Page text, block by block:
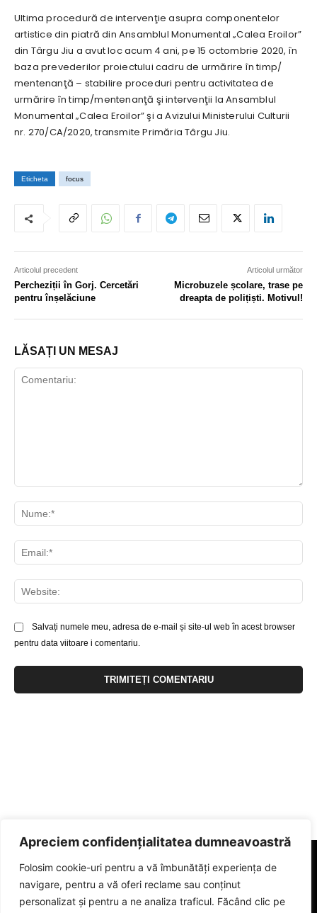
Apreciem confidențialitatea dumneavoastră
Folosim cookie-uri pentru a vă îmbunătăți experiența de
navigare, pentru a vă oferi reclame sau conținut
personalizat și pentru a ne analiza traficul. Făcând clic pe
Ultima procedură de intervenţie asupra componentelor
artistice din piatră din Ansamblul Monumental „Calea Eroilor”
din Târgu Jiu a avut loc acum 4 ani, pe 15 octombrie 2020, în
baza prevederilor proiectului cadru de urmărire în timp/
mentenanţă – stabilire proceduri pentru activitatea de
urmărire în timp/mentenanţă şi intervenţii la Ansamblul
Monumental „Calea Eroilor” şi a Avizului Ministerului Culturii
nr. 270/CA/2020, transmite Primăria Târgu Jiu.
Eticheta focus
Articolul precedent
Percheziții în Gorj. Cercetări
pentru înșelăciune
Articolul următor
Microbuzele școlare, trase pe
dreapta de polițiști. Motivul!
LĂSAȚI UN MESAJ
Salvați numele meu, adresa de e-mail și site-ul web în acest browser
pentru data viitoare i comentariu.